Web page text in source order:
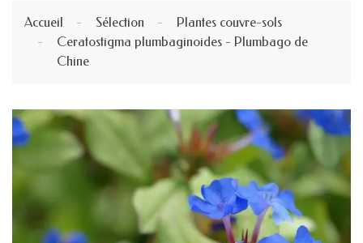
Accueil Sélection
Plantes couvre-sols
Ceratostigma plumbaginoides - Plumbago de
Chine